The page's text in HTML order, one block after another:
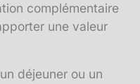
complémentaire
une valeur
déjeuner ou un